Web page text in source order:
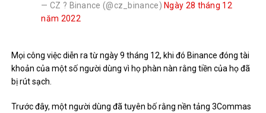
— CZ ? Binance (@cz_binance) Ngày 28 tháng 12
năm 2022
Mọi công việc diễn ra từ ngày 9 tháng 12, khi đó Binance đóng tài
khoản của một số người dùng vì họ phàn nàn rằng tiền của họ đã
bị rút sạch.
Trước đây, một người dùngđã tuyên bốrằng nền tảng 3Commas